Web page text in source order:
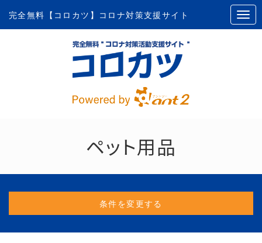
完全無料【コロカツ】コロナ対策支援サイト
ペット用品
条件を変更する